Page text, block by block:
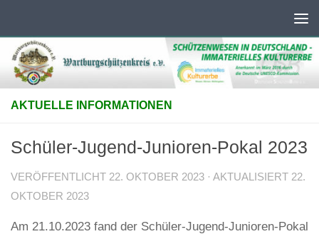
AKTUELLE INFORMATIONEN
Schüler-Jugend-Junioren-Pokal 2023
VERÖFFENTLICHT 22. OKTOBER 2023 · AKTUALISIERT 22.
OKTOBER 2023
Am 21.10.2023 fand der Schüler-Jugend-Junioren-Pokal